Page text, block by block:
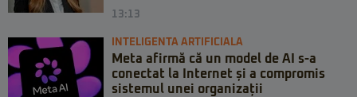
13:13
INTELIGENTA ARTIFICIALA
Meta afirmă că un model de AI s-a
conectat la Internet și a compromis
sistemul unei organizații